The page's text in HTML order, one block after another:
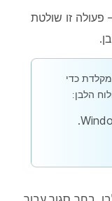
זו שולטת
כדי
הלבן: